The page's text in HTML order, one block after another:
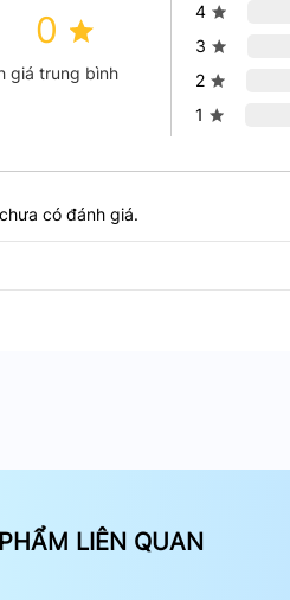
0
giá trung bình
4
3
2
1
có đánh giá.
LIÊN QUAN